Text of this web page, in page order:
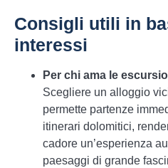
Consigli utili in
interessi
Per chi ama le
Scegliere un alloggio
permette partenze
itinerari dolomitici,
cadore un’esperienza
paesaggi di grande